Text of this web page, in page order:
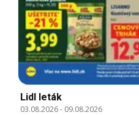
Lidl leták
03.08.2026- 09.08.2026